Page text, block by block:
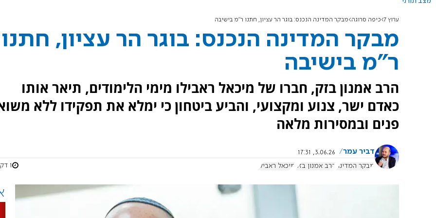
ערוץ 7 כיפה סרוגה מבקר המדינה הנכנס: בוגר הר עציון, חתנו ר"מ בישיבה
מבקר המדינה הנכנס: בוגר הר עציון, חתנו
ר"מ בישיבה
הרב אמנון בזק, חברו של מיכאל ראבילו מימי הלימודים, תיאר אותו
כאדם ישר, צנוע ומקצועי, והביע ביטחון כי ימלא את תפקידו ללא
פנים ובמסירות מלאה
דביר עמר
3.06.26, 17:31
מבקר המדינה
הרב אמנון בזק מיכאל ראבילו 1 דקות